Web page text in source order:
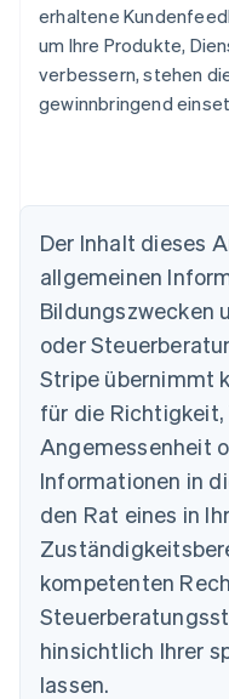
erhaltene
um Ihre Produkte,
verbessern, stehen
gewinnbringend
Der Inhalt dieses
allgemeinen
Bildungszwecken
oder
Stripe übernimmt
für die
Angemessenheit
Informationen in
den Rat eines in
kompetenten
hinsichtlich Ihrer
lassen.
Australien
English
Nederlands Français
Brasilien
English
Bulgarien
English
Dänemark
Deutschland
DeutschEnglish
Estland
English
Festlandchina
简体中文